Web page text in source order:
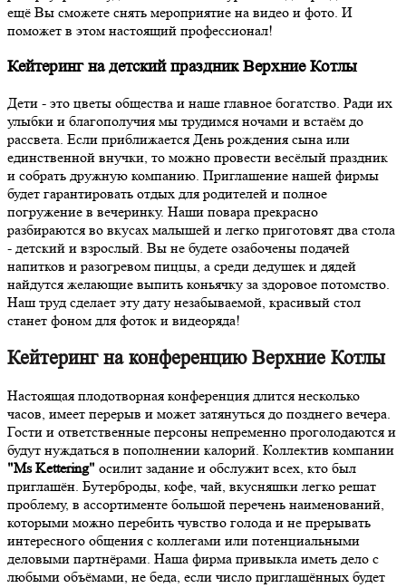
ещё Вы сможете снять мероприятие на видео и фото. И
поможет в этом настоящий профессионал!
Кейтеринг на детский праздник Верхние Котлы
Дети - это цветы общества и наше главное богатство. Ради их
улыбки и благополучия мы трудимся ночами и встаём до
рассвета. Если приближается День рождения сына или
единственной внучки, то можно провести весёлый праздник
и собрать дружную компанию. Приглашение нашей фирмы
будет гарантировать отдых для родителей и полное
погружение в вечеринку. Наши повара прекрасно
разбираются во вкусах малышей и легко приготовят два стола
- детский и взрослый. Вы не будете озабочены подачей
напитков и разогревом пиццы, а среди дедушек и дядей
найдутся желающие выпить коньячку за здоровое потомство.
Наш труд сделает эту дату незабываемой, красивый стол
станет фоном для фоток и видеоряда!
Кейтеринг на конференцию Верхние Котлы
Настоящая плодотворная конференция длится несколько
часов, имеет перерыв и может затянуться до позднего вечера.
Гости и ответственные персоны непременно проголодаются и
будут нуждаться в пополнении калорий. Коллектив компании
"Ms Kettering" осилит задание и обслужит всех, кто был
приглашён. Бутерброды, кофе, чай, вкусняшки легко решат
проблему, в ассортименте большой перечень наименований,
которыми можно перебить чувство голода и не прерывать
интересного общения с коллегами или потенциальными
деловыми партнёрами. Наша фирма привыкла иметь дело с
любыми объёмами, не беда, если число приглашённых будет